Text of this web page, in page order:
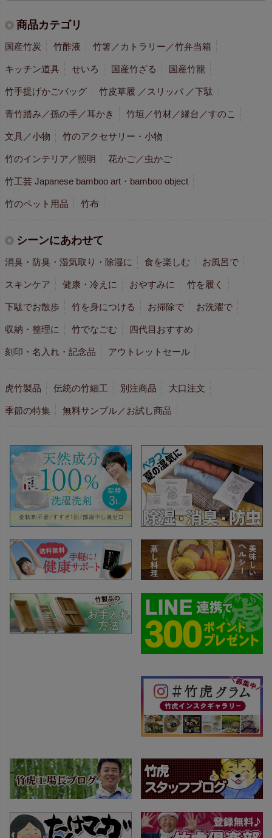
商品カテゴリ
国産竹炭 竹酢液 竹箸／カトラリー／竹弁当箱
キッチン道具 せいろ 国産竹ざる 国産竹籠
竹手提げかごバッグ 竹皮草履 ／スリッパ ／下駄
青竹踏み／孫の手／耳かき 竹垣／竹材／縁台／すのこ
文具／小物 竹のアクセサリー・小物
竹のインテリア／照明 花かご／虫かご
竹工芸 Japanese bamboo art・bamboo object
竹のペット用品 竹布
シーンにあわせて
消臭・防臭・湿気取り・除湿に 食を楽しむ お風呂で
スキンケア 健康・冷えに おやすみに 竹を履く
下駄でお散歩 竹を身につける お掃除で お洗濯で
収納・整理に 竹でなごむ 四代目おすすめ
刻印・名入れ・記念品 アウトレットセール
虎竹製品 伝統の竹細工 別注商品 大口注文
季節の特集 無料サンプル／お試し商品